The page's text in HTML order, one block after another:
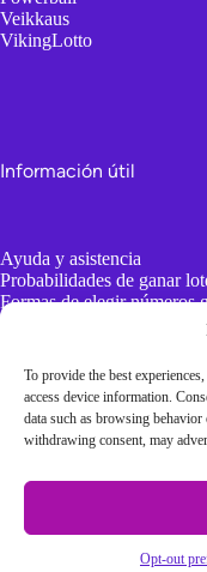
To provide the best
access device information.
data such as browsing
withdrawing consent, may
Opt-out
Veikkaus
VikingLotto
Información útil
Ayuda y asistencia
Probabilidades de ganar
Formas de elegir números
AI vs Generadores de
Información
Terms and conditions
Imprint